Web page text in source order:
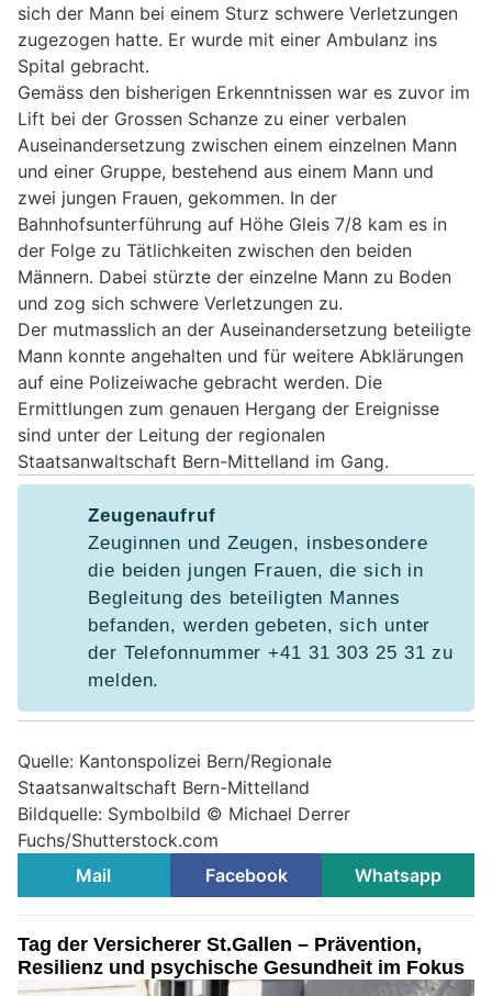
sich der Mann bei einem Sturz schwere Verletzungen
zugezogen hatte. Er wurde mit einer Ambulanz ins
Spital gebracht.
Gemäss den bisherigen Erkenntnissen war es zuvor im
Lift bei der Grossen Schanze zu einer verbalen
Auseinandersetzung zwischen einem einzelnen Mann
und einer Gruppe, bestehend aus einem Mann und
zwei jungen Frauen, gekommen. In der
Bahnhofsunterführung auf Höhe Gleis 7/8 kam es in
der Folge zu Tätlichkeiten zwischen den beiden
Männern. Dabei stürzte der einzelne Mann zu Boden
und zog sich schwere Verletzungen zu.
Der mutmasslich an der Auseinandersetzung beteiligte
Mann konnte angehalten und für weitere Abklärungen
auf eine Polizeiwache gebracht werden. Die
Ermittlungen zum genauen Hergang der Ereignisse
sind unter der Leitung der regionalen
Staatsanwaltschaft Bern-Mittelland im Gang.
Zeugenaufruf
Zeuginnen und Zeugen, insbesondere
die beiden jungen Frauen, die sich in
Begleitung des beteiligten Mannes
befanden, werden gebeten, sich unter
der Telefonnummer +41 31 303 25 31 zu
melden.
Quelle: Kantonspolizei Bern/Regionale
Staatsanwaltschaft Bern-Mittelland
Bildquelle: Symbolbild © Michael Derrer
Fuchs/Shutterstock.com
Mail
Facebook Whatsapp
Tag der Versicherer St.Gallen – Prävention,
Resilienz und psychische Gesundheit im Fokus